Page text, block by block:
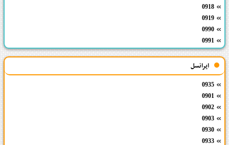
0918
0919
0990
0991
ایرانسل
0935
0901
0902
0903
0930
0933